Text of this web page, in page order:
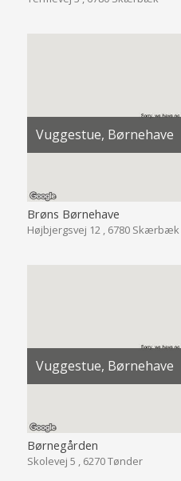
Vuggestue, Børnehave
Brøns Børnehave
Højbjergsvej 12 , 6780 Skærbæk
Vuggestue, Børnehave
Børnegården
Skolevej 5 , 6270 Tønder